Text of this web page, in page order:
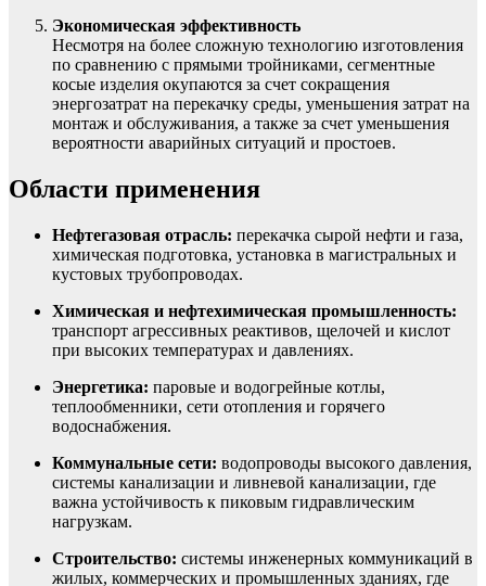
Экономическая эффективность
Несмотря на более сложную технологию изготовления
по сравнению с прямыми тройниками, сегментные
косые изделия окупаются за счет сокращения
энергозатрат на перекачку среды, уменьшения затрат на
монтаж и обслуживания, а также за счет уменьшения
вероятности аварийных ситуаций и простоев.
Области применения
Нефтегазовая отрасль: перекачка сырой нефти и газа,
химическая подготовка, установка в магистральных и
кустовых трубопроводах.
Химическая и нефтехимическая промышленность:
транспорт агрессивных реактивов, щелочей и кислот
при высоких температурах и давлениях.
Энергетика: паровые и водогрейные котлы,
теплообменники, сети отопления и горячего
водоснабжения.
Коммунальные сети: водопроводы высокого давления,
системы канализации и ливневой канализации, где
важна устойчивость к пиковым гидравлическим
нагрузкам.
Строительство: системы инженерных коммуникаций в
жилых, коммерческих и промышленных зданиях, где